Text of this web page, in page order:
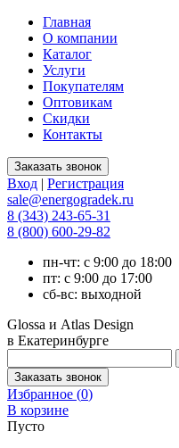
Главная
О компании
Каталог
Услуги
Покупателям
Оптовикам
Скидки
Контакты
Вход | Регистрация
sale@energogradek.ru
8 (343) 243-65-31
8 (800) 600-29-82
пн-чт: с 9:00 до 18:00
пт: с 9:00 до 17:00
сб-вс: выходной
Glossa и Atlas Design
в Екатеринбурге
Избранное (0)
В корзине
Пусто